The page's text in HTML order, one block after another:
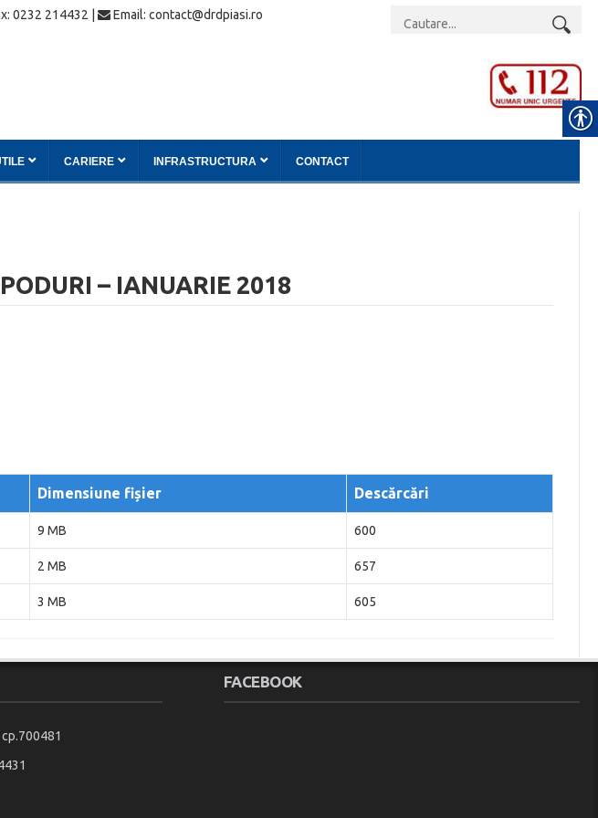
0232 214432 | Email: contact@drdpiasi.ro
CARIERE INFRASTRUCTURA CONTACT
– IANUARIE 2018
Dimensiune fișier Descărcări
9 MB 600
2 MB 657
3 MB 605
cp.700481
FACEBOOK